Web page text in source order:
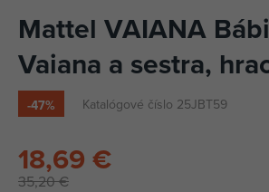
Mattel VAIANA
Vaiana a sestra,
-47% Katalógové číslo 25JBT59
35,20 €
18,69 €